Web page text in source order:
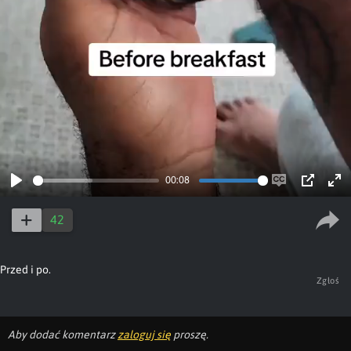
Play
00:08
Enable PIP
42
Przed i po.
Zgłoś
Aby dodać komentarzzaloguj się proszę.